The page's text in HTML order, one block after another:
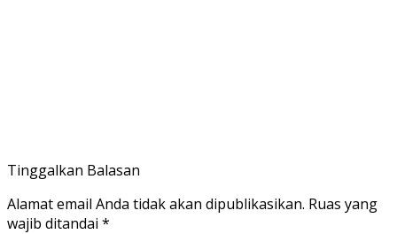
Tinggalkan Balasan
Alamat email Anda tidak akan dipublikasikan. Ruas yang
wajib ditandai *